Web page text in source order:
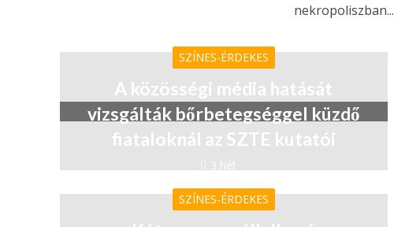
nekropoliszban...
SZÍNES-ÉRDEKES
A közösségi média hatását
vizsgálták bőrbetegséggel küzdő
fiataloknál az SZTE kutatói
3 hét
SZÍNES-ÉRDEKES